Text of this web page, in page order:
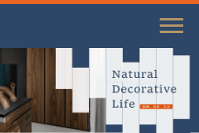
T
o
g
l